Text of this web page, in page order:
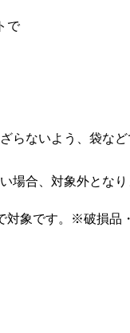
で
らないよう、袋な
場合、対象外となり
対象です。※破損品